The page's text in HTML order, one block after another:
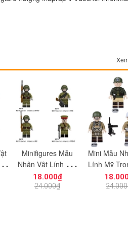
Minifigures Mẫu
Nhân Vật Lính Chỉ
Huy Liên Xô Trong
Thế Chiến II N613 -
18.000₫
24.000₫
Mini Mẫu
Lính Mỹ
Chiến II
Chơi Lắp